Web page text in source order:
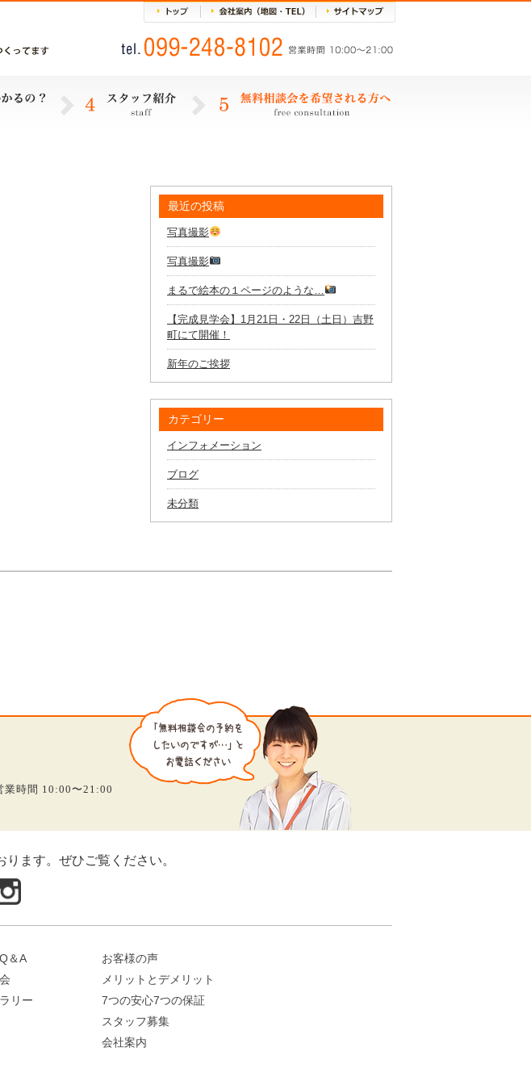
最近の投稿
写真撮影
写真撮影
まるで絵本の１ページのような…
【完成見学会】1月21日・22日（土日）吉野
町にて開催！
新年のご挨拶
カテゴリー
インフォメーション
ブログ
未分類
業時間 10:00〜21:00
ます。ぜひご覧ください。
＆A
リー
お客様の声
メリットとデメリット
7つの安心7つの保証
スタッフ募集
会社案内